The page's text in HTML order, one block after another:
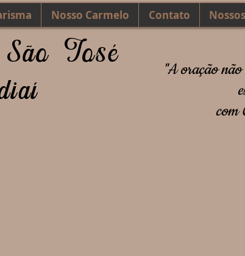
Nosso Carmelo Contato
São José
"A oração
com